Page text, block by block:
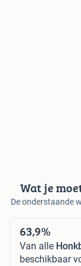
Wat je
De onderstaande
63,9%
Van alle
beschikbaar